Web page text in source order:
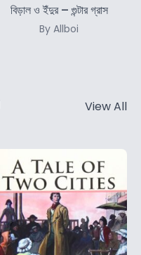
বিড়াল ও ইঁদুর – গুন্টার গ্রাস
By Allboi
View All